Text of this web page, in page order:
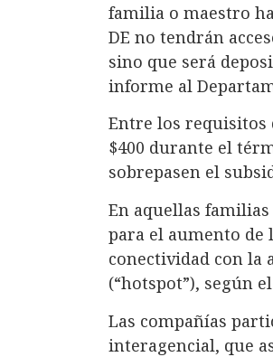
familia o maestro
DE no tendrán
sino que será
informe al
Entre los requisitos
$400 durante el
sobrepasen el
En aquellas
para el aumento de
conectividad con la
(“hotspot”), según
Las compañías
interagencial, que